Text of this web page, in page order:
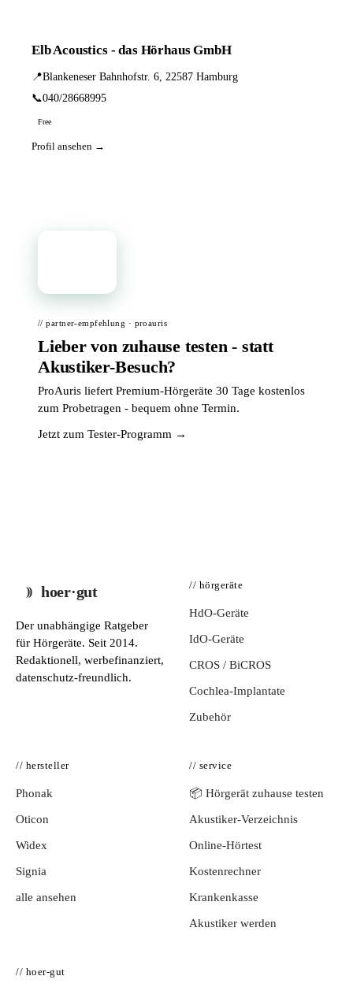
Elb Acoustics - das Hörhaus GmbH
📍Blankeneser Bahnhofstr. 6, 22587 Hamburg
📞040/28668995
Free
Profil ansehen →
// partner-empfehlung · proauris
Lieber von zuhause testen - statt
Akustiker-Besuch?
ProAuris liefert Premium-Hörgeräte 30 Tage kostenlos
zum Probetragen - bequem ohne Termin.
Jetzt zum Tester-Programm →
hoer·gut
Der unabhängige Ratgeber
für Hörgeräte. Seit 2014.
Redaktionell, werbefinanziert,
datenschutz-freundlich.
// hörgeräte
HdO-Geräte
IdO-Geräte
CROS / BiCROS
Cochlea-Implantate
Zubehör
// hersteller
Phonak
Oticon
Widex
Signia
alle ansehen
// service
📦 Hörgerät zuhause testen
Akustiker-Verzeichnis
Online-Hörtest
Kostenrechner
Krankenkasse
Akustiker werden
// hoer-gut